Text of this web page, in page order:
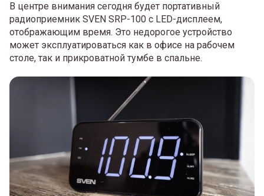
В центре внимания сегодня будет портативный
радиоприемник SVEN SRP-100 с LED-дисплеем,
отображающим время. Это недорогое устройство
может эксплуатироваться как в офисе на рабочем
столе, так и прикроватной тумбе в спальне.